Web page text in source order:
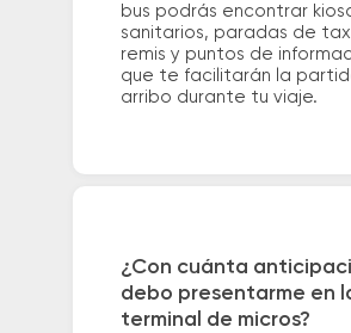
bus podrás encontrar
sanitarios, paradas de
remis y puntos de
que te facilitarán la
arribo durante tu viaje.
¿Con cuánta
debo presentarme en
terminal de micros?